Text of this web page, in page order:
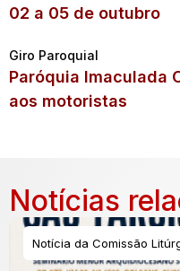
02 a 05 de outubro
Giro Paroquial
Paróquia Imaculada
aos motoristas
Notícias
Notícia da Comissão